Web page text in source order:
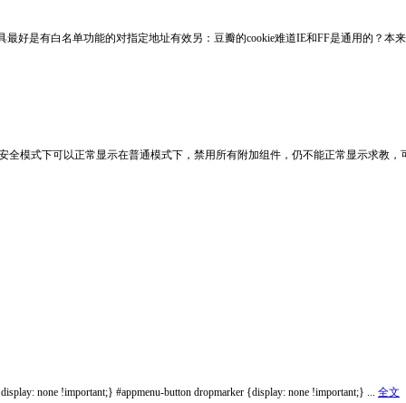
好是有白名单功能的对指定地址有效另：豆瓣的cookie难道IE和FF是通用的？本
模式下可以正常显示在普通模式下，禁用所有附加组件，仍不能正常显示求教
none !important;} #appmenu-button dropmarker {display: none !important;} ... 全文